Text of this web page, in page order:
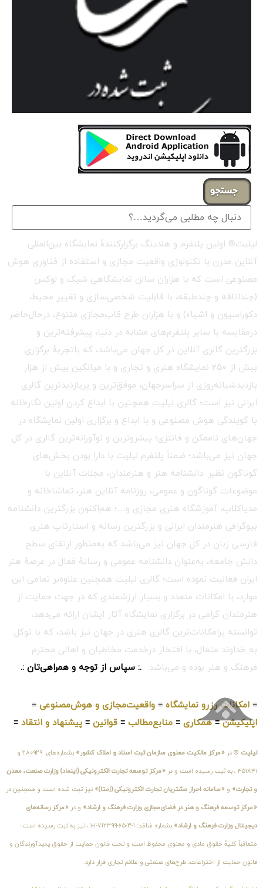
جستجو
لیلیت® اولین پلتفرم و هلدینگ برگزارکنندهٔ نمایشگاه بین‌المللی
آنلاین مدرن با تکنولوژی واقعیت مجازی و استفاده از فناوری هوش
مصنوعی است که با هزاران سالن نمایشگاهی شیک و لوکس
(چنداتاقه و چندطبقه، با قابلیت شخصی‌سازی و تغییر محیط،
دکوراسیون و اشیاء) و با هزاران طرح قاب‌مجازی متنوع، درحال‌حاضر
درمقایسه با سایر پلتفرم‌های مشابه در دنیا، پیشرفته‌ترین و
بزرگترین گالری آنلاین در کل جهان می‌باشد، که باتجربهٔ برگزاری
بیش از ۲۵۰ نمایشگاه هنری و تجاری و با میانگین بیش از هزار
بازدیدشبانه‌روزی از سراسرجهان، موفق‌ترین و پربازدیدترین گالری
ایرانی نیز است؛ گالری لیلیت همچنین با ابداع کردن اولین نگارخانه
با گویندگی هوش مصنوعی و با ابداع و برگزاری اولین نمایشگاه در
جهان‌های ناممکن و فانتزی؛ پیشروترین و نوآورانه‌ترین گالری در کل
جهان نیز می‌باشد؛ ضمناً پلتفرم لیلیت با دارا بودن بخش‌های
گوناگون نظیر: دانشنامه هنر و هنرمندان، مجلات آنلاین با
موضوعات گوناگون و عمومی، روزنامه آنلاین هنر، تماشاخانه و
مدیاکلاب، آموزشگاه هنری مجازی و…؛ هم‌اکنون بزرگترین دانشنامه
بیوگرافی هنرمندان ایرانی و بزرگترین رسانه و استارتاپ هنری
فارسی زبان در کل جهان نیز می‌باشد که به‌منظور ارتقای سطح
دانش جامعه، به‌عنوان دانشنامه عمومی و رسانهٔ فعال در عرصهٔ هنر
ایران فعالیت نموده است؛ گالری لیلیت همچنین علاوه‌بر تمامی این
موارد، با امکانات متعدد و بسیار ارزشمندی که در جهت حمایت از
هنرمندان گرامی در برگزاری نمایشگاه آثار ایشان ارائه می‌دهد،
توانسته پرامکانات‌ترین گالری هنری در جهان نیز باشد، که با توکل
به خداوند متعال، با افتخار درخدمت مخاطبان و اهالی محترم
فرهنگ و هنر بوده و می‌باشد. .: سپاس از توجه و همراهی‌تان :.
≡ امکانات رزرو نمایشگاه ≡ واقعیت‌مجازی و هوش‌مصنوعی ≡
اپلیکیشن≡همکاری ≡ منابع‌مطالب ≡ قوانین ≡ پیشنهاد و انتقاد ≡
لیلیت ® در «مرکز مالکیت معنوی سازمان ثبت اسناد و املاک کشور» بشماره‌های: ۲۸۰۹۲۹ و
۴۵۱۸۴۱ ، به ثبت رسیده است و در «مرکز توسعه تجارت الکترونیکی (اینماد) وزارت صنعت، معدن
و تجارت» و «سامانه احراز مشتریان تجارت الکترونیکی (اِمتا)» نیز ثبت شده است و همچنین در
«مرکز توسعه فرهنگ و هنر در فضای‌مجازی وزارت فرهنگ و ارشاد» و در «مرکز رسانه‌های
دیجیتال وزارت فرهنگ و ارشاد» بشماره شامَد: ۱-۳-۶۵-۷۱۲۳۹۹-۱-۱ ، نیز به ثبت رسیده است؛
متعاقباً کلیهٔ حقوق مادی و معنوی محفوظ است و تحت قانون حمایت از حقوق پدیدآورندگان و
قانون حمایت از اختراعات، طرح‌های صنعتی و علائم تجاری قرار دارد.